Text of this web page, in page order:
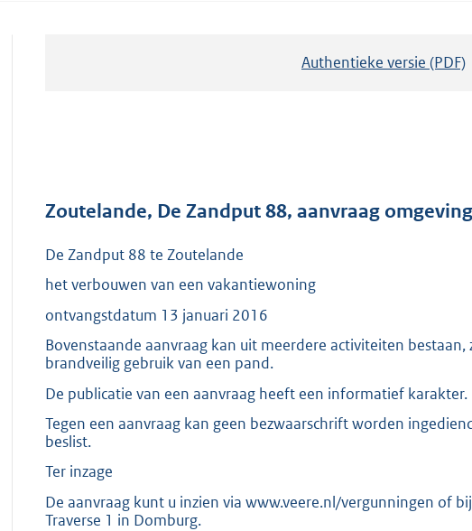
Authentieke versie (PDF)
t
e
:
0
Zoutelande, De Zandput 88, aanvraag
De Zandput 88 te Zoutelande
het verbouwen van een vakantiewoning
ontvangstdatum 13 januari 2016
Bovenstaande aanvraag kan uit meerdere activiteiten
brandveilig gebruik van een pand.
De publicatie van een aanvraag heeft een informatief karakter.
Tegen een aanvraag kan geen bezwaarschrift worden
beslist.
Ter inzage
De aanvraag kunt u inzien via www.veere.nl/vergunningen of
Traverse 1 in Domburg.